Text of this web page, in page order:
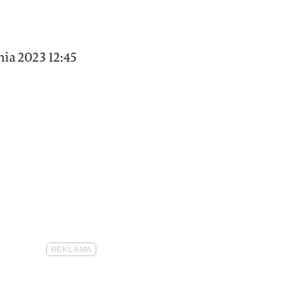
2023 12:45